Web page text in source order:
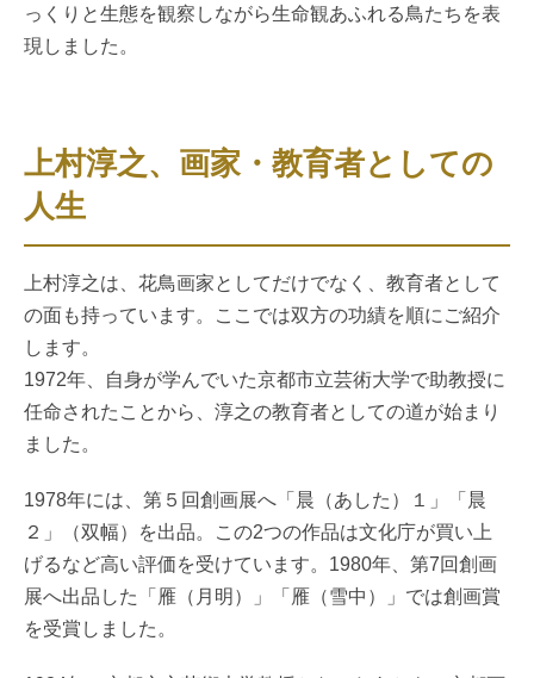
っくりと生態を観察しながら生命観あふれる鳥たちを表
現しました。
上村淳之、画家・教育者としての
人生
上村淳之は、花鳥画家としてだけでなく、教育者として
の面も持っています。ここでは双方の功績を順にご紹介
します。
1972年、自身が学んでいた京都市立芸術大学で助教授に
任命されたことから、淳之の教育者としての道が始まり
ました。
1978年には、第５回創画展へ「晨（あした）１」「晨
２」（双幅）を出品。この2つの作品は文化庁が買い上
げるなど高い評価を受けています。1980年、第7回創画
展へ出品した「雁（月明）」「雁（雪中）」では創画賞
を受賞しました。